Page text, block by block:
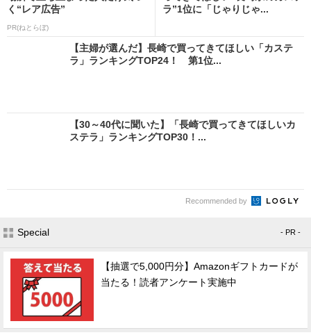
く“レア広告”
PR(ねとらぼ)
ラ”1位に「じゃりじゃ...
【主婦が選んだ】長崎で買ってきてほしい「カステ
ラ」ランキングTOP24！ 第1位...
【30～40代に聞いた】「長崎で買ってきてほしいカ
ステラ」ランキングTOP30！...
Recommended by
Special - PR -
【抽選で5,000円分】Amazonギフトカードが
当たる！読者アンケート実施中